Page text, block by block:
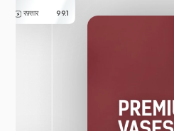
रफ़्तार 99.1